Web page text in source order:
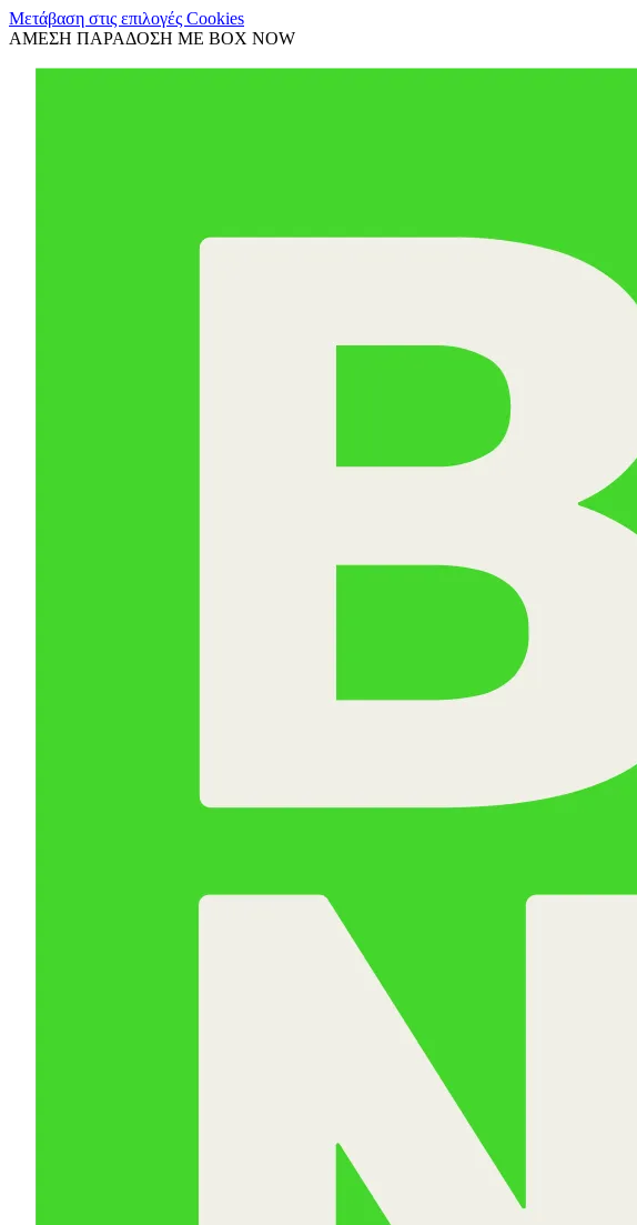
Μετάβαση στις επιλογές Cookies
ΑΜΕΣΗ ΠΑΡΑΔΟΣΗ ΜΕ BOX NOW